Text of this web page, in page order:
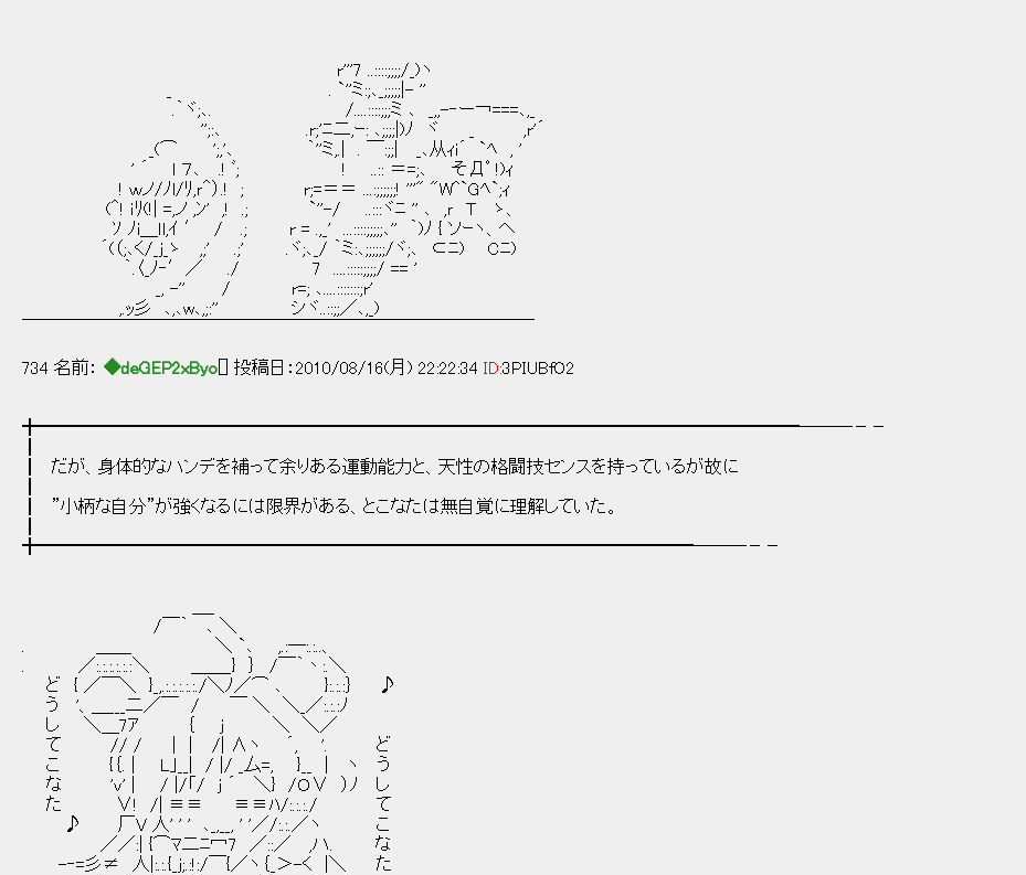
r'''7 ..::::;;;;/_)ヽ
_ . `''ミ:;､_;;;;;|- ''
.｀ヾ;､. /....::::;;;ミ ､ _,,-‐ー￢===､,_
'';:､ .r;'ﾆ二,ｰ: ､;;;;|)ﾉ ヾ _ ,r'´
_(⌒ ';,'､ ｀''ミ,.| . ￣:;;| _､从ｨi´ `ﾍ , '
' ´ l ７､ .! ﾞ; ! ..:: ＝=;､ そДﾟ !)ｨ
! ｗノ/ﾉl/ﾘ,ｒ＾）.! ; r;=＝＝ ...:;;;;;;! '''" "W^`Gﾍ`;ｨ
(＾! ｉﾘ(!| =,ノ ,ﾝ' ,! .; `''-/ ..:::ヾﾆ '' ､ ,ｒ T ゝ、
ｿ ﾉi＿ｌl,ｲ ′ / .; r = .,_' ...::::;;;;;､'' ｀)ﾉ { ソｰヽ、ヘ
´(（;､く/_ｊ_ゝ ,;' .;' .ヾ;､_/ ｀ミ:､;;;;;;/ヾ;､ ⊂ﾆ) Cﾆ)
｀.〈_ﾉ‐′／ ./ 7 ....:::::;;;;/ == '
_, -'' / r=; ､....:::::::;r'
,.ｯ彡 ､,､w､,;:'' シヾ..::;;／､,_)
734 名前： ◆deGEP2xByo [] 投稿日：2010/08/16(月) 22:22:34 ID:3PIUBfO2
╋━━━━━━━━━━━━━━━━━━━━━━━━━━━━━━━━━━━━━━━━━━━───－－
┃ だが、身体的なハンデを補って余りある運動能力と、天性の格闘技センスを持っているが故に
┃ ”小柄な自分”が強くなるには限界がある、とこなたは無自覚に理解していた。
╋━━━━━━━━━━━━━━━━━━━━━━━━━━━━━━━━━━━━━───－－
/￣｀ ､ ＼
. ＿＿ ＼ `､ ,.:─:.:..、
. ／:.:.:.:.:.:＼ ＿＿_} ｝ /￣｀丶:.＼
ど { ／￣＼ }_,.:.:.:.:.:./＼ﾉ／⌒ ､ }:.:.:｝ ♪
う '、＿___二／￣ / ￣ ＼ ＼_／:.:.:ﾉ
し ＼＿7ｱ ｛ j ＼ ＼／
て // / | ｜ /| ∧ヽ ´, '. ど
こ {｛. | L｣__| / |/ _厶=, }__ | ヽ う
な 'v' | / |/「/ j ´ ＼} /Ｏ∨ ）ﾉ し
た ∨! /| ≡≡ ≡≡ﾊ/:.:.:./ て
♪ 厂V 人' ' ' ､_,__, ' '／/:.:.／ヽ こ
／／:| {⌒ﾏ二ﾆ冖7 ／::／ ,ハ. な
-‐=彡≠ 人|:.:.{_j;.:!:/￣{／ヽ｛_＞-く |＼ た